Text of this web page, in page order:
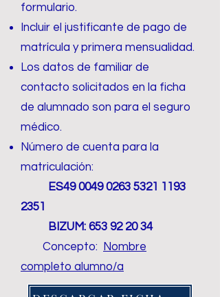
formulario.
Incluir el justificante de pago de
matrícula y primera mensualidad.
Los datos de familiar de
contacto solicitados en la ficha
de alumnado son para el seguro
médico.
Número de cuenta para la
matriculación:
ES490049 0263 5321 1193
2351
BIZUM: 653 92 20 34
Concepto:
Nombre
completo alumno/a